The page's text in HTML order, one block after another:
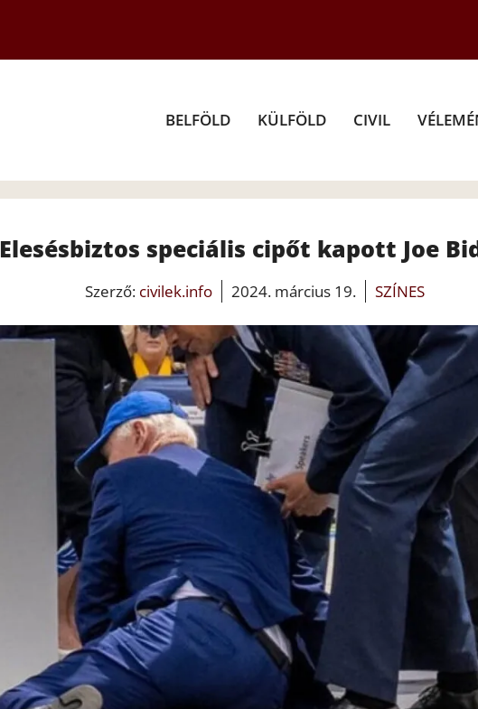
BELFÖLD KÜLFÖLD CIVIL
Elesésbiztos speciális cipőt kapott Joe
Szerző: civilek.info 2024. március 19. SZÍNES